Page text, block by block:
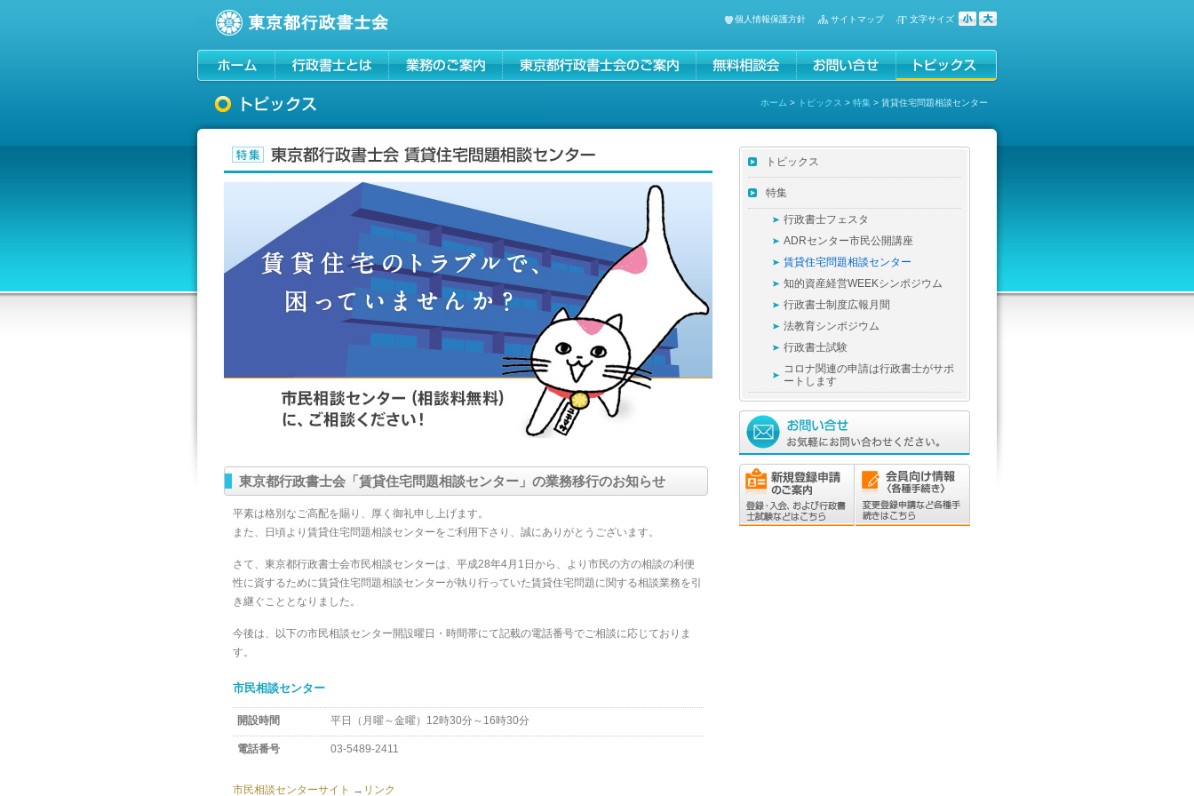
個人情報保護方針 サイトマップ 文字サイズ
ホーム > トピックス > 特集 > 賃貸住宅問題相談センター
東京都行政書士会「賃貸住宅問題相談センター」の業務移行のお知らせ
平素は格別なご高配を賜り、厚く御礼申し上げます。
また、日頃より賃貸住宅問題相談センターをご利用下さり、誠にありがとうございます。
さて、東京都行政書士会市民相談センターは、平成28年4月1日から、より市民の方の相談の利便
性に資するために賃貸住宅問題相談センターが執り行っていた賃貸住宅問題に関する相談業務を引
き継ぐこととなりました。
今後は、以下の市民相談センター開設曜日・時間帯にて記載の電話番号でご相談に応じておりま
す。
市民相談センター
開設時間 平日（月曜～金曜）12時30分～16時30分
電話番号 03-5489-2411
市民相談センターサイト → リンク
トピックス
特集
行政書士フェスタ
ADRセンター市民公開講座
賃貸住宅問題相談センター
知的資産経営WEEKシンポジウム
行政書士制度広報月間
法教育シンポジウム
行政書士試験
コロナ関連の申請は行政書士がサポ
ートします